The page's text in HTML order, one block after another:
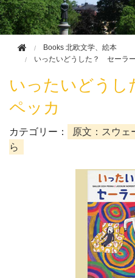
Books 北欧文学、絵本
いったいどうした？ セーラ
いったいどう
ペッカ
カテゴリー： 原文：スウェ
ら